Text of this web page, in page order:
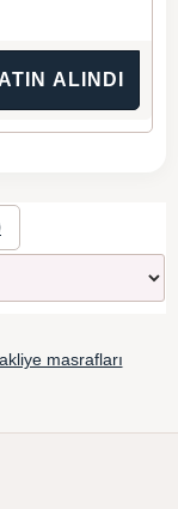
ALINDI
masrafları